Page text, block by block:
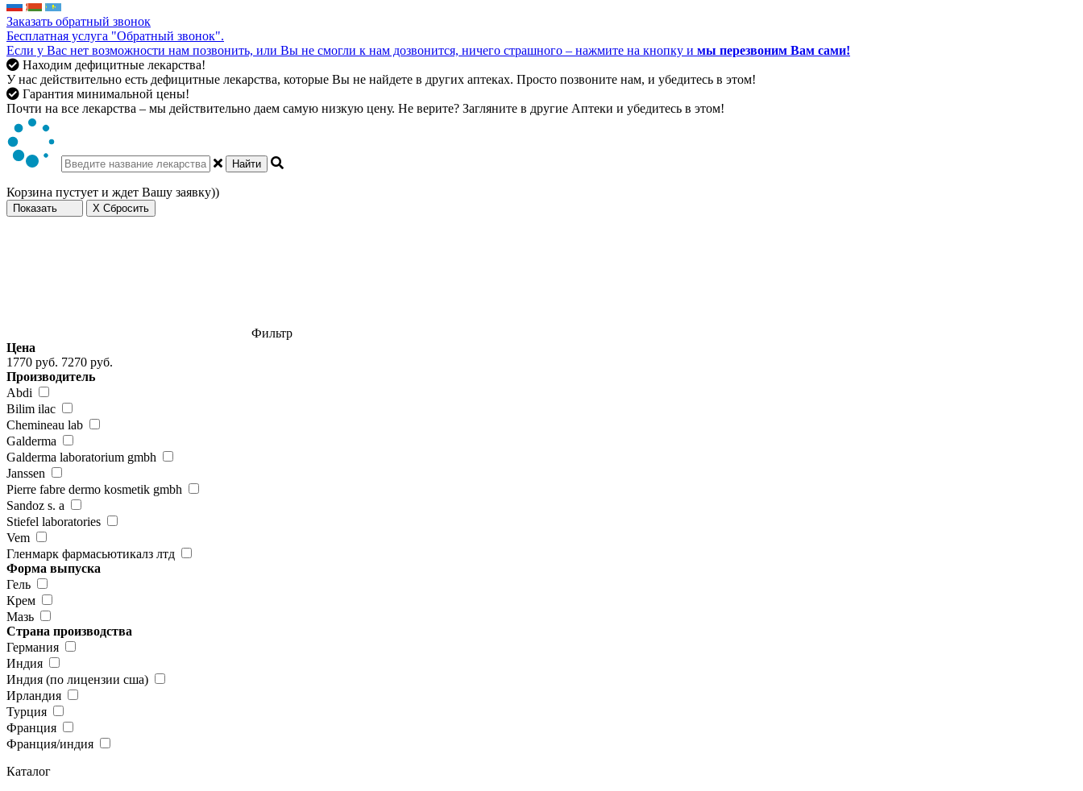
Заказать обратный звонок
Бесплатная услуга "Обратный звонок".
Если у Вас нет возможности нам позвонить, или Вы не смогли к нам дозвонится, ничего страшного – нажмите на кнопку и мы перезвоним Вам сами!
Находим дефицитные лекарства!
У нас действительно есть дефицитные лекарства, которые Вы не найдете в других аптеках. Просто позвоните нам, и убедитесь в этом!
Гарантия минимальной цены!
Почти на все лекарства – мы действительно даем самую низкую цену. Не верите? Загляните в другие Аптеки и убедитесь в этом!
Найти
Корзина пустует и ждет Вашу заявку))
Показать X Сбросить
Фильтр
Цена
1770 руб. 7270 руб.
Производитель
Abdi
Bilim ilac
Chemineau lab
Galderma
Galderma laboratorium gmbh
Janssen
Pierre fabre dermo kosmetik gmbh
Sandoz s. a
Stiefel laboratories
Vem
Гленмарк фармасьютикалз лтд
Форма выпуска
Гель
Крем
Мазь
Страна производства
Германия
Индия
Индия (по лицензии сша)
Ирландия
Турция
Франция
Франция/индия
Каталог